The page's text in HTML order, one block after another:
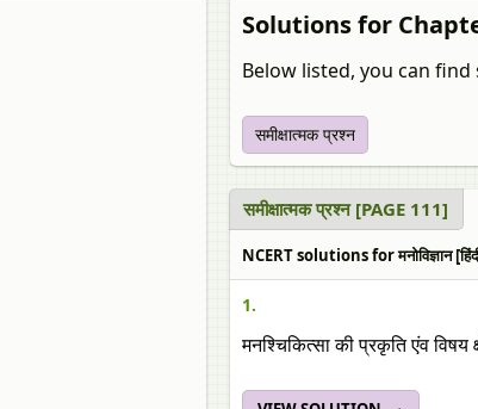
Solutions for Chapter
Below listed, you can find
समीक्षात्मक प्रश्न
समीक्षात्मक प्रश्न [PAGE 111]
NCERT solutions for मनोविज्ञान
1.
मनश्चिकित्सा की प्रकृति एंव